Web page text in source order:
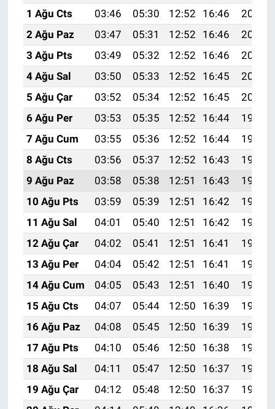
1 Ağu Cts
03:46 05:30 12:52 16:46
20:05
2 Ağu Paz
03:47 05:31 12:52 16:46
20:03
3 Ağu Pts
03:49 05:32 12:52 16:46
20:02
4 Ağu Sal
03:50 05:33 12:52 16:45
20:01
5 Ağu Çar
03:52 05:34 12:52 16:45
20:00
6 Ağu Per
03:53 05:35 12:52 16:44
19:59
7 Ağu Cum
03:55 05:36 12:52 16:44
19:58
8 Ağu Cts
03:56 05:37 12:52 16:43
19:56
9 Ağu Paz
03:58 05:38 12:51 16:43
19:55
10 Ağu Pts
03:59 05:39 12:51 16:42
19:54
11 Ağu Sal
04:01 05:40 12:51 16:42
19:53
12 Ağu Çar
04:02 05:41 12:51 16:41
19:51
13 Ağu Per
04:04 05:42 12:51 16:41
19:50
14 Ağu Cum
04:05 05:43 12:51 16:40
19:49
15 Ağu Cts
04:07 05:44 12:50 16:39
19:47
16 Ağu Paz
04:08 05:45 12:50 16:39
19:46
17 Ağu Pts
04:10 05:46 12:50 16:38
19:44
18 Ağu Sal
04:11 05:47 12:50 16:37
19:43
19 Ağu Çar
04:12 05:48 12:50 16:37
19:42